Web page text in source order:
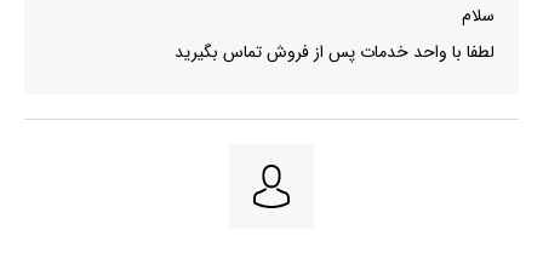
سلام
لطفا با واحد خدمات پس از فروش تماس بگیرید